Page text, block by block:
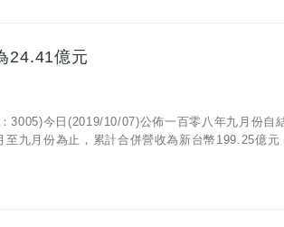
24.41億元
3005)今日(2019/10/07)公佈一百零八年九月份
九月份為止，累計合併營收為新台幣199.25億元